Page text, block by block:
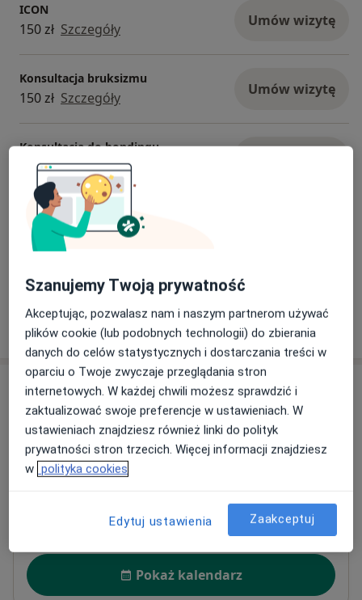
ICON
150 zł Szczegóły Umów wizytę
Konsultacja bruksizmu
150 zł Szczegóły Umów wizytę
Konsultacja do bondingu
150 zł Szczegóły
Konsultacja protetyczna
150 zł Szczegóły
+ 3 usługi
W jaki sposób ustalane są ceny?
Adres
Alldent Centrum Stomatologiczne Anna
Lemisz
Sabinowska 8,
Powiększ mapęotwiera się w nowej karcie
Dostępność
Pokaż kalendarz
Szanujemy Twoją prywatność
Akceptując, pozwalasz nam i naszym partnerom używać
plików cookie (lub podobnych technologii) do zbierania
danych do celów statystycznych i dostarczania treści w
oparciu o Twoje zwyczaje przeglądania stron
internetowych. W każdej chwili możesz sprawdzić i
zaktualizować swoje preferencje w ustawieniach. W
ustawieniach znajdziesz również linki do polityk
prywatności stron trzecich. Więcej informacji znajdziesz
w polityka cookies
Edytuj ustawienia Zaakceptuj